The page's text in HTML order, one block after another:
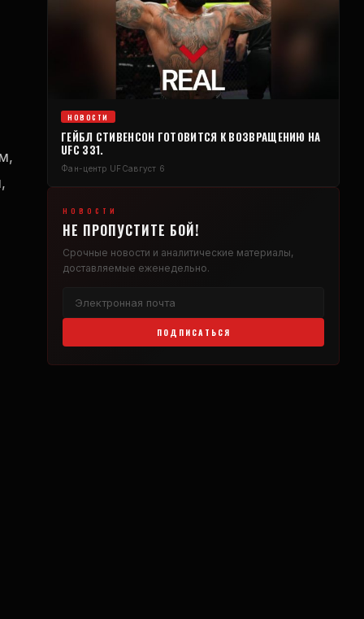
НОВОСТИ
ГЕЙБЛ СТИВЕНСОН ГОТОВИТСЯ К ВОЗВРАЩЕНИЮ НА
UFC 331.
Фан-центр UFCавгуст 6
НОВОСТИ
НЕ ПРОПУСТИТЕ БОЙ!
Срочные новости и аналитические материалы,
доставляемые еженедельно.
ПОДПИСАТЬСЯ